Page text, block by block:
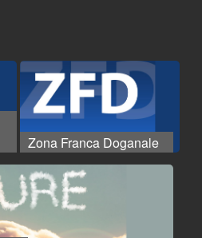
Zona Franca Doganale